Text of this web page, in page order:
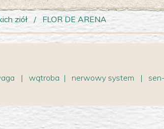
ziół / FLOR DE ARENA
| wątroba | nerwowy system |